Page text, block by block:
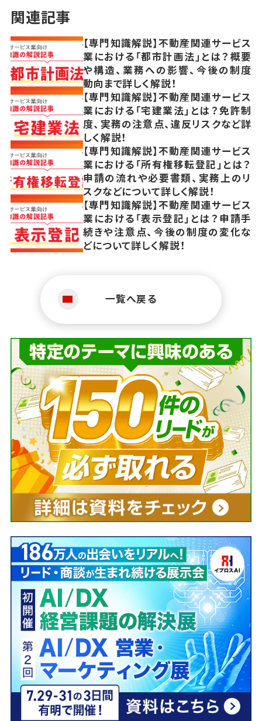
関連記事
【専門知識解説】不動産関連サービス
業における「都市計画法」とは？概要
や構造、業務への影響、今後の制度
動向まで詳しく解説！
【専門知識解説】不動産関連サービス
業における「宅建業法」とは？免許制
度、実務の注意点、違反リスクなど詳
しく解説！
【専門知識解説】不動産関連サービス
業における「所有権移転登記」とは？
申請の流れや必要書類、実務上のリ
スクなどについて詳しく解説！
【専門知識解説】不動産関連サービス
業における「表示登記」とは？申請手
続きや注意点、今後の制度の変化な
どについて詳しく解説！
一覧へ戻る